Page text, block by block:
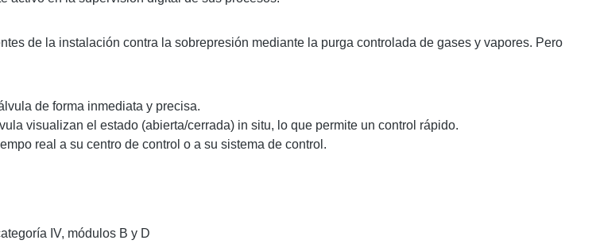
de la instalación contra la sobrepresión mediante la purga controlada de gases y vapores. Pero
de forma inmediata y precisa.
visualizan el estado (abierta/cerrada) in situ, lo que permite un control rápido.
real a su centro de control o a su sistema de control.
IV, módulos B y D